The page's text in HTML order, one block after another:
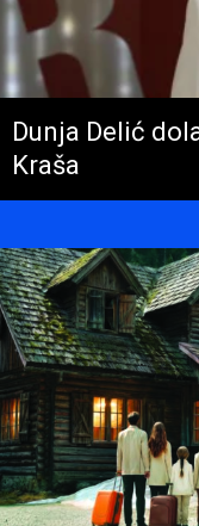
Dunja Delić
Kraša